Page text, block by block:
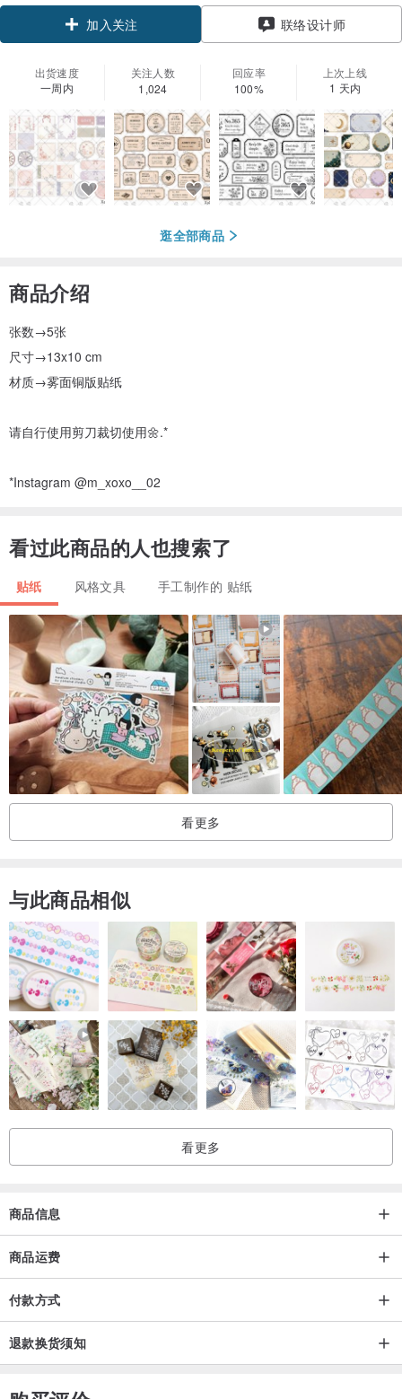
加入关注 联络设计师
出货速度
一周内
关注人数
1,024
回应率
100%
上次上线
1 天内
逛全部商品
商品介绍
张数→5张
尺寸→13x10 cm
材质→雾面铜版贴纸
请自行使用剪刀裁切使用🌼.*
*Instagram @m_xoxo__02
看过此商品的人也搜索了
贴纸 风格文具 手工制作的 贴纸
看更多
与此商品相似
看更多
商品信息
商品运费
付款方式
退款换货须知